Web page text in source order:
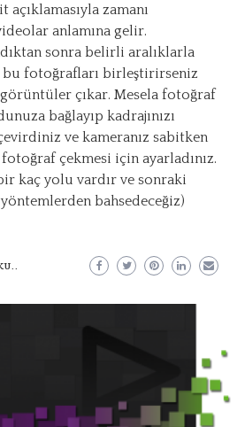
açıklamasıyla zamanı
anlamına gelir.
sonra belirli aralıklarla
fotoğrafları birleştirirseniz
çıkar. Mesela fotoğraf
bağlayıp kadrajınızı
ve kameranız sabitken
çekmesi için ayarladınız.
kaç yolu vardır ve sonraki
yöntemlerden bahsedeceğiz)